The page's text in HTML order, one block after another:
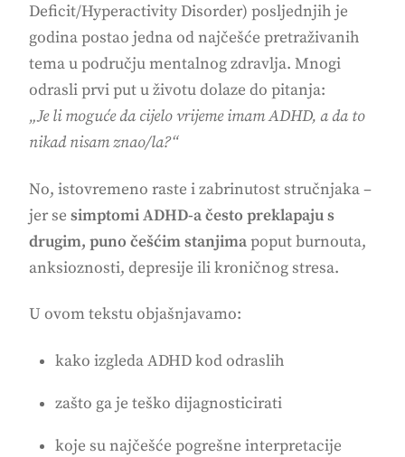
Deficit/Hyperactivity Disorder) posljednjih je
godina postao jedna od najčešće pretraživanih
tema u području mentalnog zdravlja. Mnogi
odrasli prvi put u životu dolaze do pitanja:
„Je li moguće da cijelo vrijeme imam ADHD, a da to
nikad nisam znao/la?“
No, istovremeno raste i zabrinutost stručnjaka –
jer sesimptomi ADHD-a često preklapaju s
drugim, puno češćim stanjimapoput burnouta,
anksioznosti, depresije ili kroničnog stresa.
U ovom tekstu objašnjavamo:
kako izgleda ADHD kod odraslih
zašto ga je teško dijagnosticirati
koje su najčešće pogrešne interpretacije